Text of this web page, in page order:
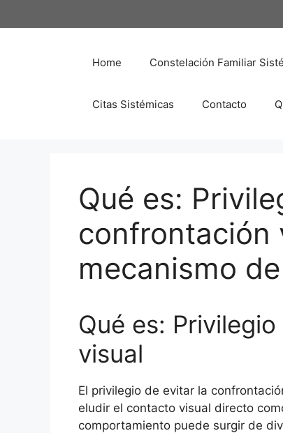
al
Home Constelación Familiar
Citas Sistémicas Contacto
Qué es:
confrontación
mecanismo
Qué es:
visual
El privilegio de evitar la
eludir el contacto visual directo
comportamiento puede surgir de